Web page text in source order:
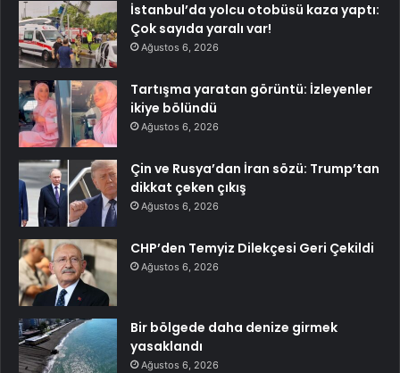
İstanbul’da yolcu otobüsü kaza yaptı:
Çok sayıda yaralı var!
Ağustos 6, 2026
Tartışma yaratan görüntü: İzleyenler
ikiye bölündü
Ağustos 6, 2026
Çin ve Rusya’dan İran sözü: Trump’tan
dikkat çeken çıkış
Ağustos 6, 2026
CHP’den Temyiz Dilekçesi Geri Çekildi
Ağustos 6, 2026
Bir bölgede daha denize girmek
yasaklandı
Ağustos 6, 2026